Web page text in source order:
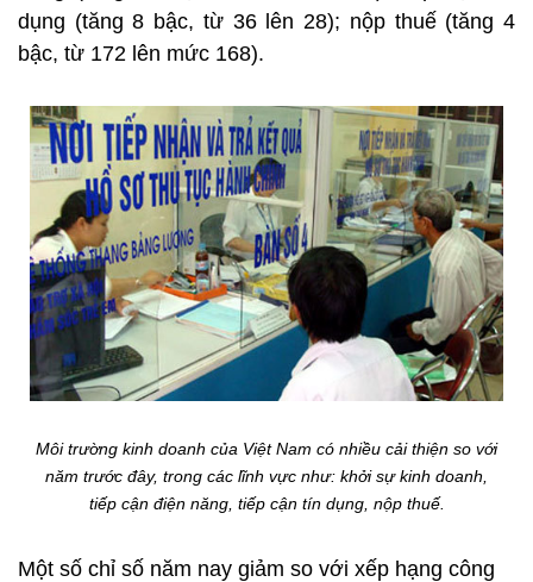
dụng (tăng 8 bậc, từ 36 lên 28); nộp thuế (tăng 4
bậc, từ 172 lên mức 168).
Môi trường kinh doanh của Việt Nam có nhiều cải thiện so với
năm trước đây, trong các lĩnh vực như: khởi sự kinh doanh,
tiếp cận điện năng, tiếp cận tín dụng, nộp thuế.
Một số chỉ số năm nay giảm so với xếp hạng công